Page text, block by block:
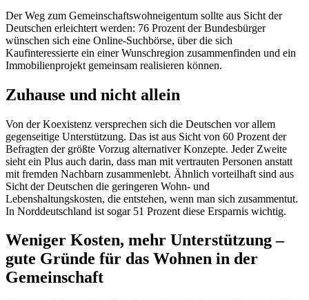
Der Weg zum Gemeinschaftswohneigentum sollte aus Sicht der
Deutschen erleichtert werden: 76 Prozent der Bundesbürger
wünschen sich eine Online-Suchbörse, über die sich
Kaufinteressierte ein einer Wunschregion zusammenfinden und ein
Immobilienprojekt gemeinsam realisieren können.
Zuhause und nicht allein
Von der Koexistenz versprechen sich die Deutschen vor allem
gegenseitige Unterstützung. Das ist aus Sicht von 60 Prozent der
Befragten der größte Vorzug alternativer Konzepte. Jeder Zweite
sieht ein Plus auch darin, dass man mit vertrauten Personen anstatt
mit fremden Nachbarn zusammenlebt. Ähnlich vorteilhaft sind aus
Sicht der Deutschen die geringeren Wohn- und
Lebenshaltungskosten, die entstehen, wenn man sich zusammentut.
In Norddeutschland ist sogar 51 Prozent diese Ersparnis wichtig.
Weniger Kosten, mehr Unterstützung –
gute Gründe für das Wohnen in der
Gemeinschaft